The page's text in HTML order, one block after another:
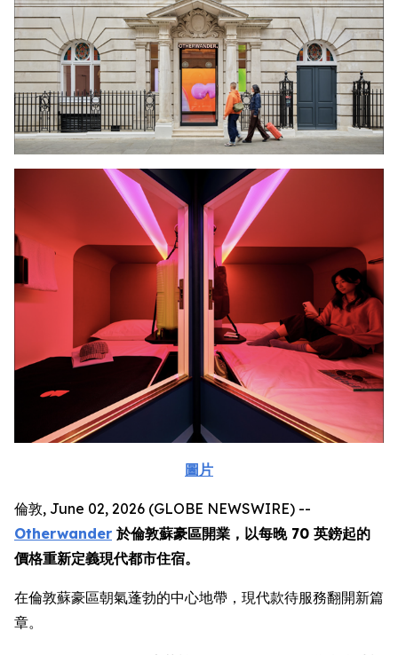
圖片
倫敦, June 02, 2026 (GLOBE NEWSWIRE) --
Otherwander 於倫敦蘇豪區開業，以每晚 70 英鎊起的
價格重新定義現代都市住宿。
在倫敦蘇豪區朝氣蓬勃的中心地帶，現代款待服務翻開新篇
章。